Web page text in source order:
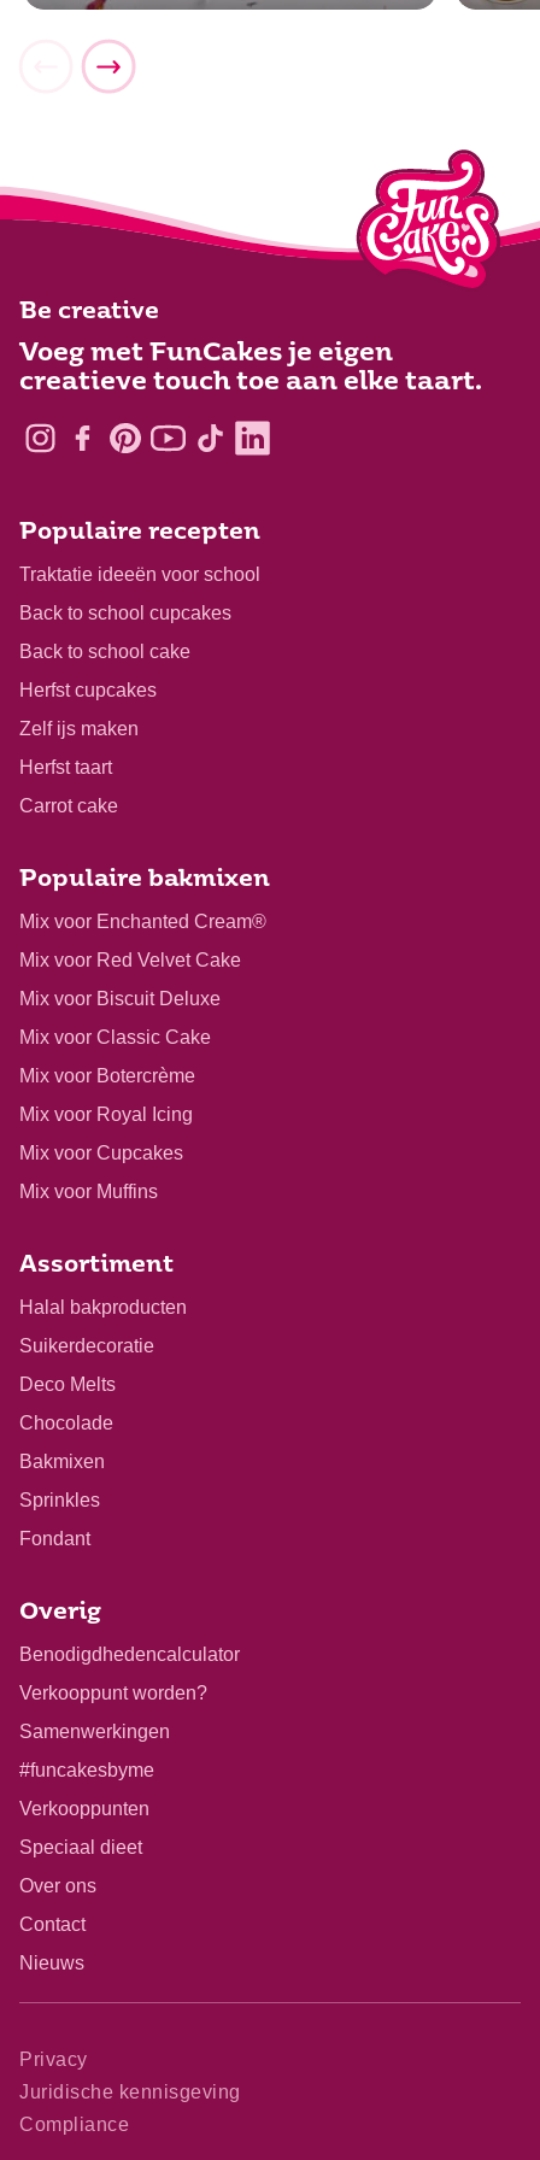
Be creative
Voeg met FunCakes je eigen
creatieve touch toe aan elke taart.
Populaire recepten
Traktatie ideeën voor school
Back to school cupcakes
Back to school cake
Herfst cupcakes
Zelf ijs maken
Herfst taart
Carrot cake
Populaire bakmixen
Mix voor Enchanted Cream®
Mix voor Red Velvet Cake
Mix voor Biscuit Deluxe
Mix voor Classic Cake
Mix voor Botercrème
Mix voor Royal Icing
Mix voor Cupcakes
Mix voor Muffins
Assortiment
Halal bakproducten
Suikerdecoratie
Deco Melts
Chocolade
Bakmixen
Sprinkles
Fondant
Overig
Benodigdhedencalculator
Verkooppunt worden?
Samenwerkingen
#funcakesbyme
Verkooppunten
Speciaal dieet
Over ons
Contact
Nieuws
Privacy
Juridische kennisgeving
Compliance